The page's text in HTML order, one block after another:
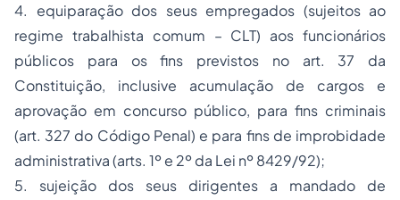
4. equiparação dos seus empregados (sujeitos ao
regime trabalhista comum – CLT) aos funcionários
públicos para os fins previstos no art. 37 da
Constituição, inclusive acumulação de cargos e
aprovação em concurso público, para fins criminais
(art. 327 do Código Penal) e para fins de improbidade
administrativa(arts. 1º e 2º da Lei nº 8429/92);
5. sujeição dos seus dirigentes a mandado de